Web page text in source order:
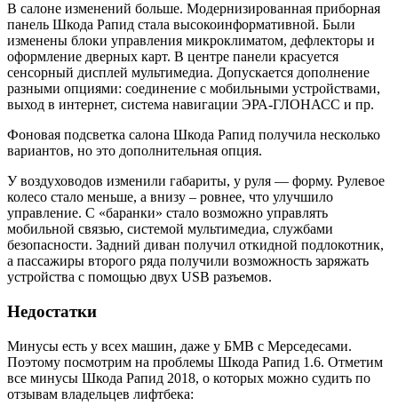
В салоне изменений больше. Модернизированная приборная
панель Шкода Рапид стала высокоинформативной. Были
изменены блоки управления микроклиматом, дефлекторы и
оформление дверных карт. В центре панели красуется
сенсорный дисплей мультимедиа. Допускается дополнение
разными опциями: соединение с мобильными устройствами,
выход в интернет, система навигации ЭРА-ГЛОНАСС и пр.
Фоновая подсветка салона Шкода Рапид получила несколько
вариантов, но это дополнительная опция.
У воздуховодов изменили габариты, у руля — форму. Рулевое
колесо стало меньше, а внизу – ровнее, что улучшило
управление. С «баранки» стало возможно управлять
мобильной связью, системой мультимедиа, службами
безопасности. Задний диван получил откидной подлокотник,
а пассажиры второго ряда получили возможность заряжать
устройства с помощью двух USB разъемов.
Недостатки
Минусы есть у всех машин, даже у БМВ с Мерседесами.
Поэтому посмотрим на проблемы Шкода Рапид 1.6. Отметим
все минусы Шкода Рапид 2018, о которых можно судить по
отзывам владельцев лифтбека: